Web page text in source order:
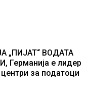
„ПИЈАТ“ ВОДАТА
е лидер
за податоци